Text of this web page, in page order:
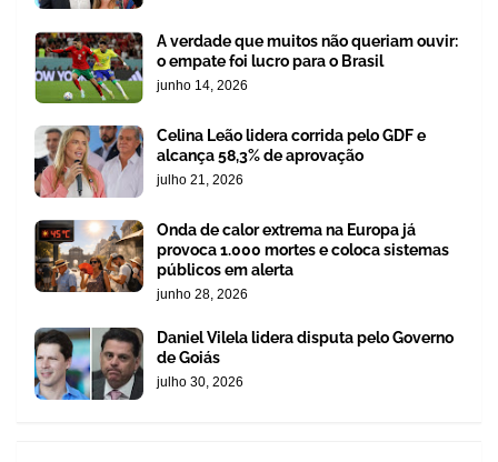
A verdade que muitos não queriam ouvir:
o empate foi lucro para o Brasil
junho 14, 2026
Celina Leão lidera corrida pelo GDF e
alcança 58,3% de aprovação
julho 21, 2026
Onda de calor extrema na Europa já
provoca 1.000 mortes e coloca sistemas
públicos em alerta
junho 28, 2026
Daniel Vilela lidera disputa pelo Governo
de Goiás
julho 30, 2026